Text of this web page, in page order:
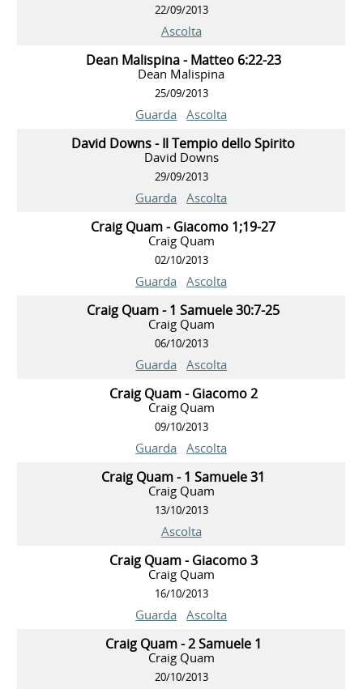
22/09/2013
Ascolta
Dean Malispina - Matteo 6:22-23
Dean Malispina
25/09/2013
Guarda Ascolta
David Downs - Il Tempio dello Spirito
David Downs
29/09/2013
Guarda Ascolta
Craig Quam - Giacomo 1;19-27
Craig Quam
02/10/2013
Guarda Ascolta
Craig Quam - 1 Samuele 30:7-25
Craig Quam
06/10/2013
Guarda Ascolta
Craig Quam - Giacomo 2
Craig Quam
09/10/2013
Guarda Ascolta
Craig Quam - 1 Samuele 31
Craig Quam
13/10/2013
Ascolta
Craig Quam - Giacomo 3
Craig Quam
16/10/2013
Guarda Ascolta
Craig Quam - 2 Samuele 1
Craig Quam
20/10/2013